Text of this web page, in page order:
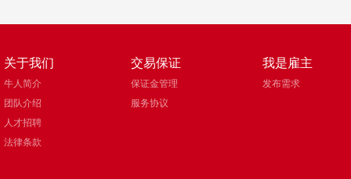
关于我们
牛人简介
团队介绍
人才招聘
法律条款
交易保证
保证金管理
服务协议
我是雇主
发布需求